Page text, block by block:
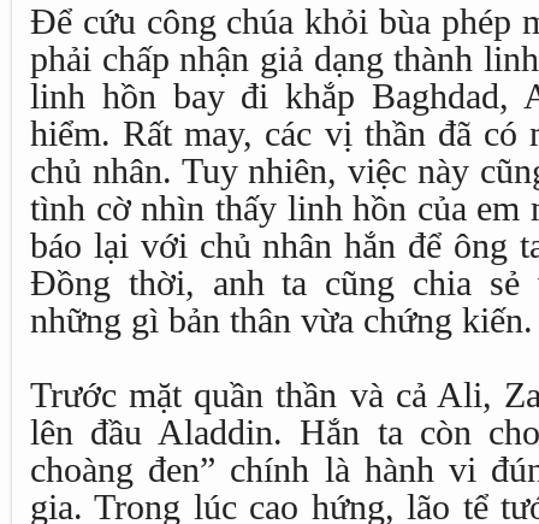
Để cứu công chúa khỏi bùa phép
phải chấp nhận giả dạng thành
linh hồn bay đi khắp Baghdad,
hiểm. Rất may, các vị thần đã
chủ nhân. Tuy nhiên, việc này
tình cờ nhìn thấy linh hồn của em
báo lại với chủ nhân hắn để ông
Đồng thời, anh ta cũng chia sẻ
những gì bản thân vừa chứng kiến.
Trước mặt quần thần và cả Ali,
lên đầu Aladdin. Hắn ta còn
choàng đen” chính là hành vi
gia. Trong lúc cao hứng, lão tể